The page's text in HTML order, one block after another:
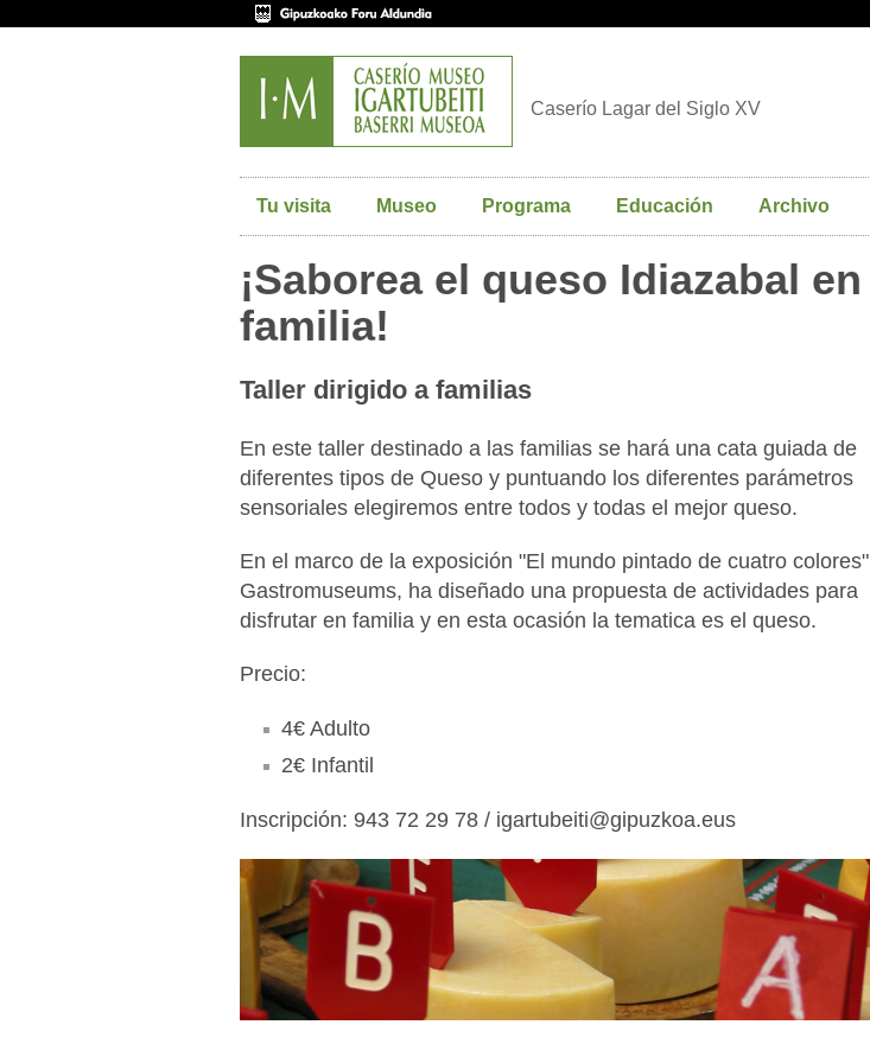
Caserío Lagar del Siglo XV
Tu visita Museo Programa Educación Archivo
¡Saborea el queso Idiazabal en
familia!
Taller dirigido a familias
En este taller destinado a las familias se hará una cata guiada de
diferentes tipos de Queso y puntuando los diferentes parámetros
sensoriales elegiremos entre todos y todas el mejor queso.
En el marco de la exposición "El mundo pintado de cuatro colores"
Gastromuseums, ha diseñado una propuesta de actividades para
disfrutar en familia y en esta ocasión la tematica es el queso.
Precio:
4€ Adulto
2€ Infantil
Inscripción: 943 72 29 78 / igartubeiti@gipuzkoa.eus